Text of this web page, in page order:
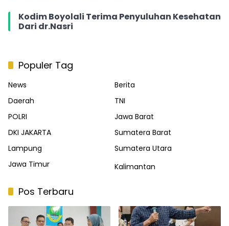
Kodim Boyolali Terima Penyuluhan Kesehatan
Dari dr.Nasri
Populer Tag
News
Berita
Daerah
TNI
POLRI
Jawa Barat
DKI JAKARTA
Sumatera Barat
Lampung
Sumatera Utara
Jawa Timur
Kalimantan
Pos Terbaru